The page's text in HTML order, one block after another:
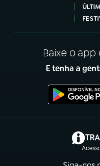
Baixe o
E tenha a